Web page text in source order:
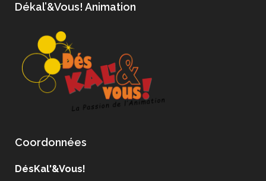
Dékal’&Vous! Animation
Coordonnées
DésKal'&Vous!